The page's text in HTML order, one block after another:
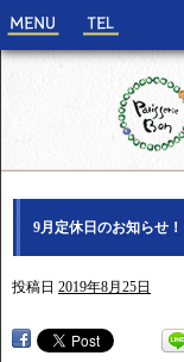
9月定休日のお知らせ！
投稿日 2019年8月25日